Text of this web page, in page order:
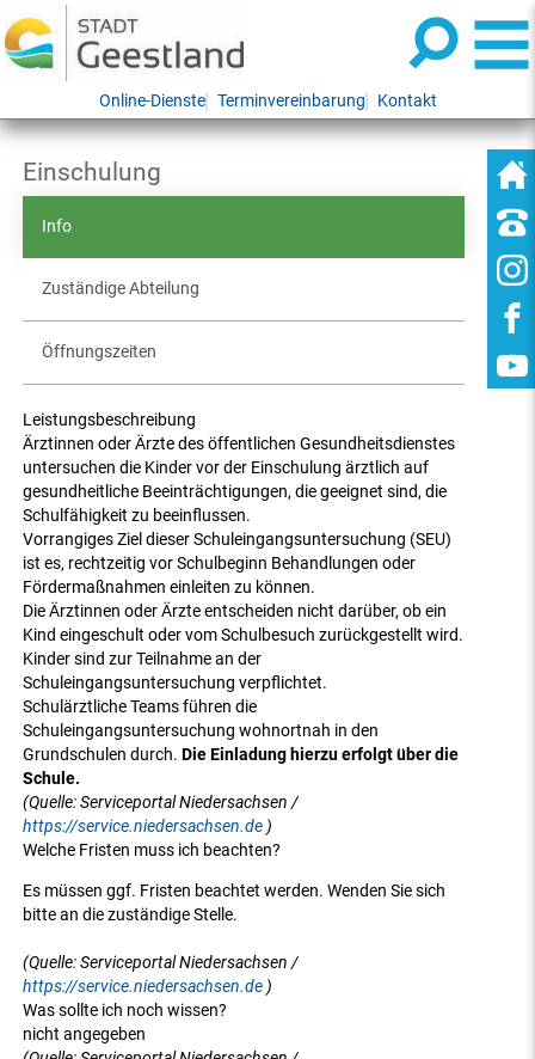
Online-Dienste Terminvereinbarung Kontakt
Einschulung
Info
Zuständige Abteilung
Öffnungszeiten
Leistungsbeschreibung
Ärztinnen oder Ärzte des öffentlichen Gesundheitsdienstes
untersuchen die Kinder vor der Einschulung ärztlich auf
gesundheitliche Beeinträchtigungen, die geeignet sind, die
Schulfähigkeit zu beeinflussen.
Vorrangiges Ziel dieser Schuleingangsuntersuchung (SEU)
ist es, rechtzeitig vor Schulbeginn Behandlungen oder
Fördermaßnahmen einleiten zu können.
Die Ärztinnen oder Ärzte entscheiden nicht darüber, ob ein
Kind eingeschult oder vom Schulbesuch zurückgestellt wird.
Kinder sind zur Teilnahme an der
Schuleingangsuntersuchung verpflichtet.
Schulärztliche Teams führen die
Schuleingangsuntersuchung wohnortnah in den
Grundschulen durch.Die Einladung hierzu erfolgt über die
Schule.
(Quelle: Serviceportal Niedersachsen /
https://service.niedersachsen.de )
Welche Fristen muss ich beachten?
Es müssen ggf. Fristen beachtet werden. Wenden Sie sich
bitte an die zuständige Stelle.
(Quelle: Serviceportal Niedersachsen /
https://service.niedersachsen.de )
Was sollte ich noch wissen?
nicht angegeben